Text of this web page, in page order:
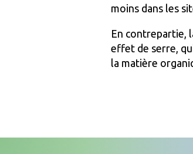
moins dans les
En contrepartie,
effet de serre,
la matière